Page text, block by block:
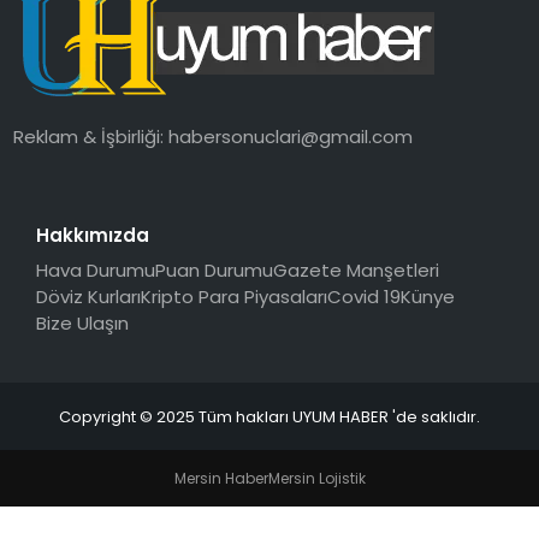
SAĞLIK
MAGAZIN
Reklam & İşbirliği:habersonuclari@gmail.com
Hakkımızda
Hava DurumuPuan DurumuGazete Manşetleri
Döviz KurlarıKripto Para PiyasalarıCovid 19Künye
Bize Ulaşın
Copyright © 2025 Tüm hakları UYUM HABER 'de saklıdır.
Mersin HaberMersin Lojistik